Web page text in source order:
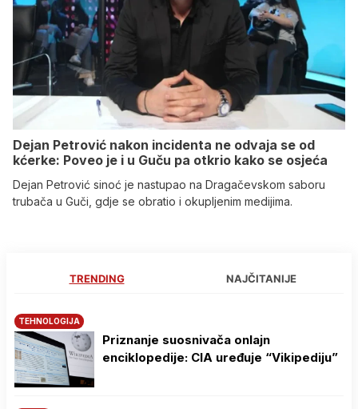
Dejan Petrović nakon incidenta ne odvaja se od
kćerke: Poveo je i u Guču pa otkrio kako se osjeća
Dejan Petrović sinoć je nastupao na Dragačevskom saboru
trubača u Guči, gdje se obratio i okupljenim medijima.
TRENDING NAJČITANIJE
TEHNOLOGIJA
Priznanje suosnivača onlajn
enciklopedije: CIA uređuje “Vikipediju”